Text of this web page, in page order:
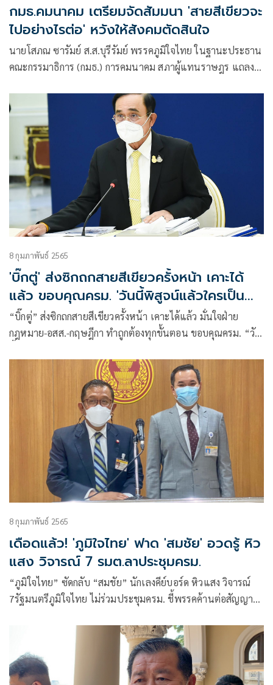
กมธ.คมนาคม เตรียมจัดสัมมนา 'สายสีเขียวจะ
ไปอย่างไรต่อ' หวังให้สังคมตัดสินใจ
นายโสภณ ซารัมย์ ส.ส.บุรีรัมย์ พรรคภูมิใจไทย ในฐานะประธาน
คณะกรรมาธิการ (กมธ.) การคมนาคม สภาผู้แทนราษฎร แถลง
8 กุมภาพันธ์ 2565
'บิ๊กตู่' ส่งซิกถกสายสีเขียวครั้งหน้า เคาะได้
แล้ว ขอบคุณครม. 'วันนี้พิสูจน์แล้วใครเป็น
อย่างไร'
“บิ๊กตู่” ส่งซิกถกสายสีเขียวครั้งหน้า เคาะได้แล้ว มั่นใจฝ่าย
กฎหมาย-อสส.-กฤษฎีกา ทำถูกต้องทุกขั้นตอน ขอบคุณครม. “วัน
งาน รมต.ประสานเสียงจบได้แล้ว
8 กุมภาพันธ์ 2565
เดือดแล้ว! 'ภูมิใจไทย' ฟาด 'สมชัย' อวดรู้ หิว
แสง วิจารณ์ 7 รมต.ลาประชุมครม.
“ภูมิใจไทย” ซัดกลับ “สมชัย” นักเลงคีย์บอร์ด หิวแสง วิจารณ์
7รัฐมนตรีภูมิใจไทย ไม่ร่วมประชุมครม. ชี้พรรคค้านต่อสัญญา